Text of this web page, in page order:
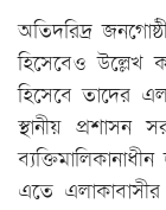
অতিদরিদ্র
হিসেবেও উল্লেখ
হিসেবে তাদের
স্থানীয় প্রশাসন
এতে